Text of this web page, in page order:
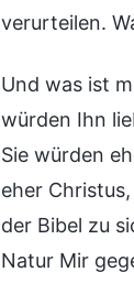
verurteilen.
Und was ist
würden Ihn
Sie würden
eher
der Bibel zu
Natur Mir